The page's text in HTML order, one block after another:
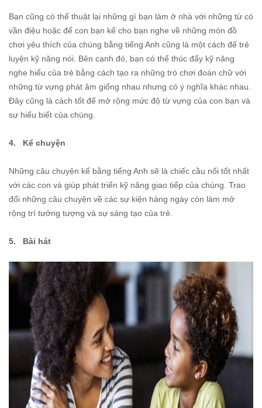
Bạn cũng có thể thuật lại những gì bạn làm ở nhà với những từ có
vần điệu hoặc để con bạn kể cho bạn nghe về những món đồ
chơi yêu thích của chúng bằng tiếng Anh cũng là một cách để trẻ
luyện kỹ năng nói. Bên cạnh đó, bạn có thể thúc đẩy kỹ năng
nghe hiểu của trẻ bằng cách tạo ra những trò chơi đoán chữ với
những từ vựng phát âm giống nhau nhưng có ý nghĩa khác nhau.
Đây cũng là cách tốt để mở rộng mức độ từ vựng của con bạn và
sự hiểu biết của chúng.
4. Kể chuyện
Những câu chuyện kể bằng tiếng Anh sẽ là chiếc cầu nối tốt nhất
với các con và giúp phát triển kỹ năng giao tiếp của chúng. Trao
đổi những câu chuyện về các sự kiện hàng ngày còn làm mở
rộng trí tưởng tượng và sự sáng tạo của trẻ.
5. Bài hát